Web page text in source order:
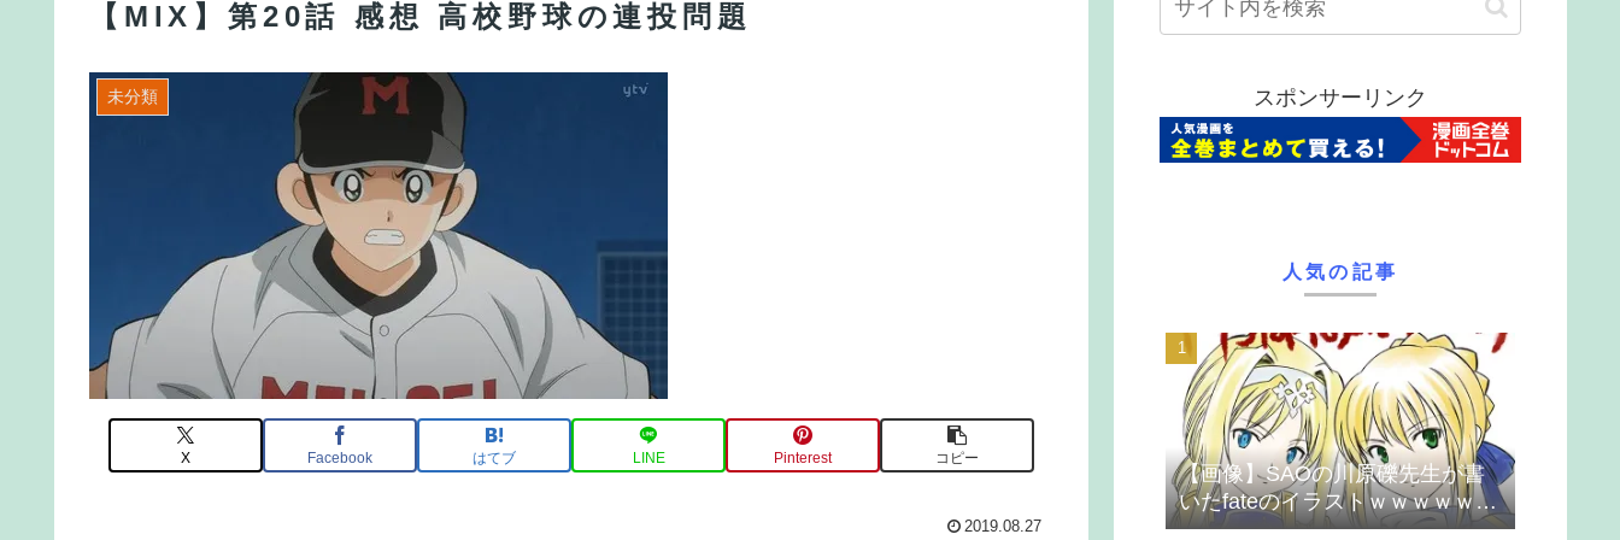
【MIX】第20話 感想 高校野球の連投問題
未分類
X Facebook はてブ LINE Pinterest コピー
2019.08.27
スポンサーリンク
人気の記事
【画像】SAOの川原礫先生が書
いたfateのイラストｗｗｗｗｗｗ
ｗｗｗ